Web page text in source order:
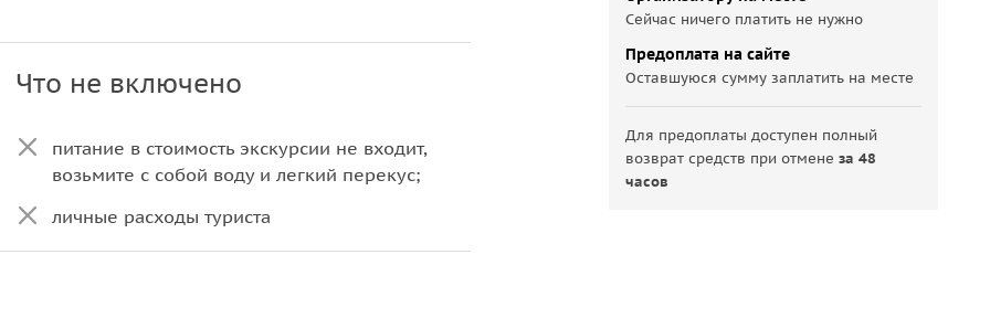
Что не включено
питание в стоимость экскурсии не входит,
возьмите с собой воду и легкий перекус;
личные расходы туриста
Сейчас ничего платить не нужно
Предоплата на сайте
Оставшуюся сумму заплатить на месте
Для предоплаты доступен полный
возврат средств при отменеза 48
часов